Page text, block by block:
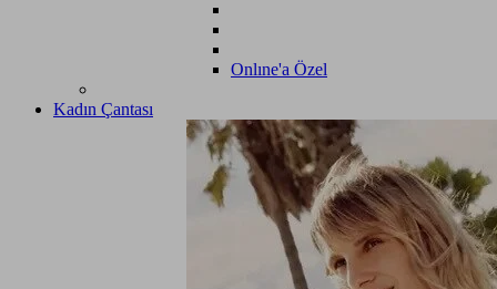
Onlıne'a Özel
Kadın Çantası